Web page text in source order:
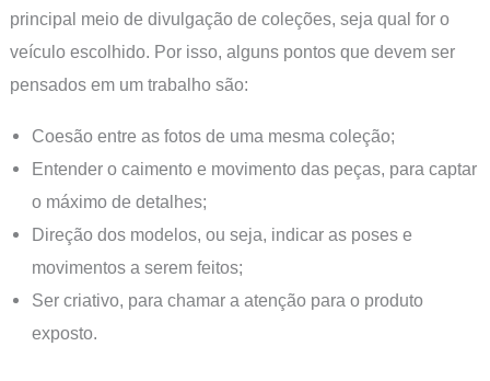
principal meio de divulgação de coleções, seja qual for o
veículo escolhido. Por isso, alguns pontos que devem ser
pensados em um trabalho são:
Coesão entre as fotos de uma mesma coleção;
Entender o caimento e movimento das peças, para captar
o máximo de detalhes;
Direção dos modelos, ou seja, indicar as poses e
movimentos a serem feitos;
Ser criativo, para chamar a atenção para o produto
exposto.